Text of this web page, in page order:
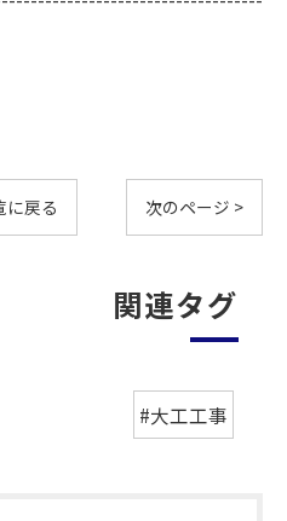
に戻る 次のページ >
関連タグ
#大工工事